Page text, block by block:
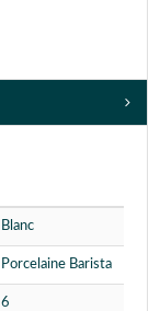
Blanc
Porcelaine Barista
6